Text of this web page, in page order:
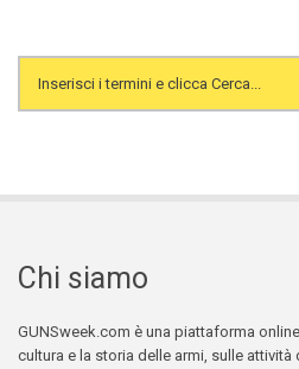
Search form
Chi siamo
GUNSweek.com è una piattaforma
cultura e la storia delle armi, sulle